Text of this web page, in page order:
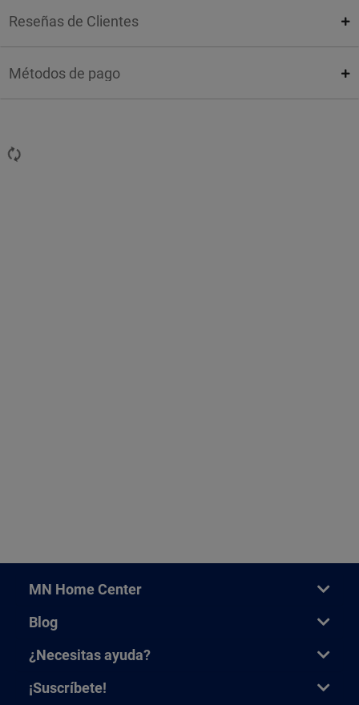
Reseñas de Clientes
Métodos de pago
MN Home Center
Blog
¿Necesitas ayuda?
¡Suscríbete!